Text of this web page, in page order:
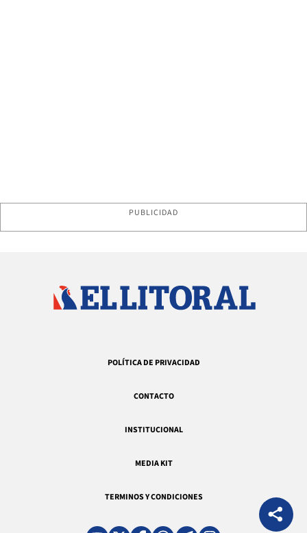
PUBLICIDAD
POLÍTICA DE PRIVACIDAD
CONTACTO
INSTITUCIONAL
MEDIA KIT
TERMINOS Y CONDICIONES